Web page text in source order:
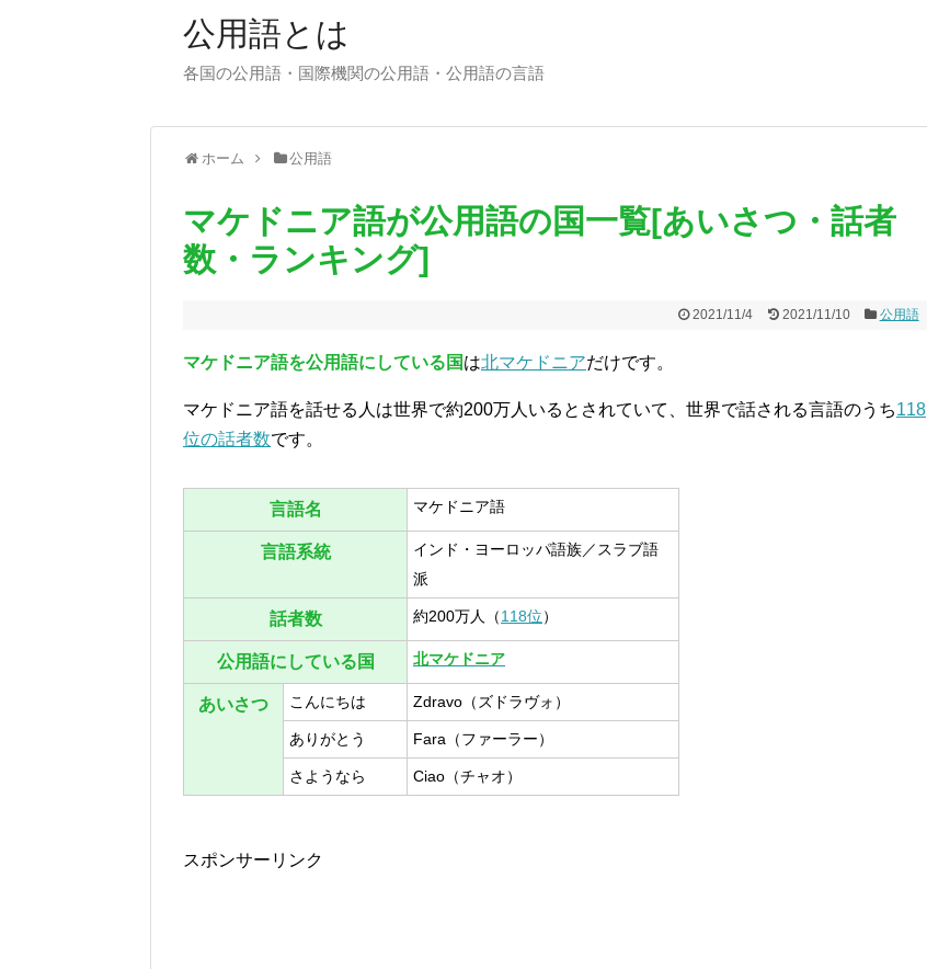
公用語とは
各国の公用語・国際機関の公用語・公用語の言語
ホーム 公用語
マケドニア語が公用語の国一覧[あいさつ・話者
数・ランキング]
2021/11/4 2021/11/10 公用語
マケドニア語を公用語にしている国は北マケドニアだけです。
マケドニア語を話せる人は世界で約200万人いるとされていて、世界で話される言語のうち118
位の話者数です。
言語名 マケドニア語
言語系統
インド・ヨーロッパ語族／スラブ語
派
話者数 約200万人（118位）
公用語にしている国 北マケドニア
あいさつ こんにちは Zdravo（ズドラヴォ）
ありがとう Fara（ファーラー）
さようなら Ciao（チャオ）
スポンサーリンク